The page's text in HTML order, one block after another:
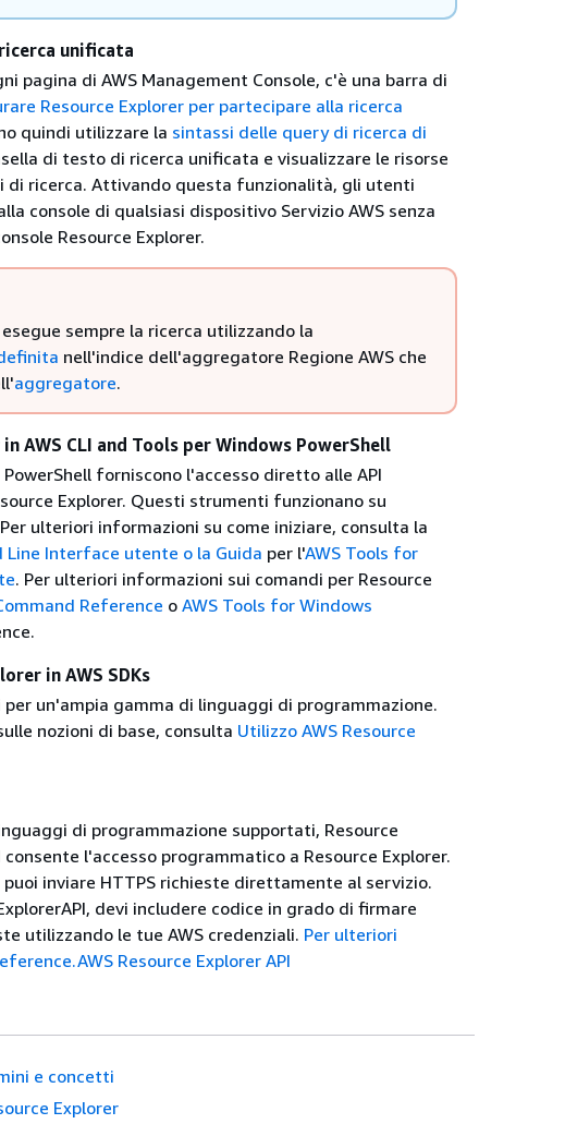
unificata
pagina di AWS Management Console, c'è una barra di
Resource Explorer per partecipare alla ricerca
quindi utilizzare la sintassi delle query di ricerca di
di testo di ricerca unificata e visualizzare le risorse
di ricerca. Attivando questa funzionalità, gli utenti
console di qualsiasi dispositivo Servizio AWS senza
Resource Explorer.
sempre la ricerca utilizzando la
nell'indice dell'aggregatore Regione AWS che
aggregatore.
AWS CLI and Tools per Windows PowerShell
PowerShell forniscono l'accesso diretto alle API
Explorer. Questi strumenti funzionano su
ulteriori informazioni su come iniziare, consulta la
Line Interface utente o la Guida per l'AWS Tools for
. Per ulteriori informazioni sui comandi per Resource
Reference o AWS Tools for Windows
in AWS SDKs
per un'ampia gamma di linguaggi di programmazione.
nozioni di base, consulta Utilizzo AWS Resource
di programmazione supportati, Resource
consente l'accesso programmatico a Resource Explorer.
puoi inviare HTTPS richieste direttamente al servizio.
devi includere codice in grado di firmare
utilizzando le tue AWS credenziali. Per ulteriori
Resource Explorer API
e concetti
Explorer